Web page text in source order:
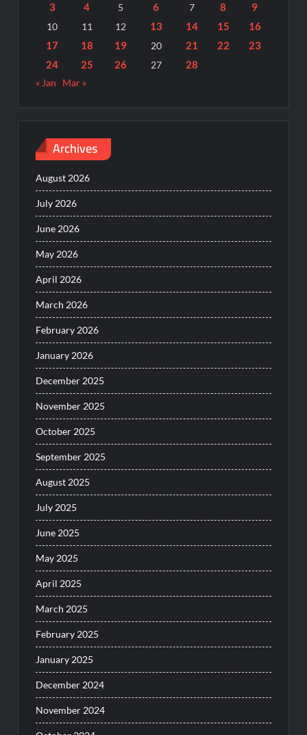
3
4 5 6 7 8 9
10 11 12 13 14 15
16
17
18 19 20 21 22
23
24
25 26 27 28
« Jan Mar »
Archives
August 2026
July 2026
June 2026
May 2026
April 2026
March 2026
February 2026
January 2026
December 2025
November 2025
October 2025
September 2025
August 2025
July 2025
June 2025
May 2025
April 2025
March 2025
February 2025
January 2025
December 2024
November 2024